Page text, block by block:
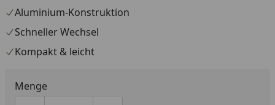
Aluminium-Konstruktion
Schneller Wechsel
Kompakt & leicht
Menge